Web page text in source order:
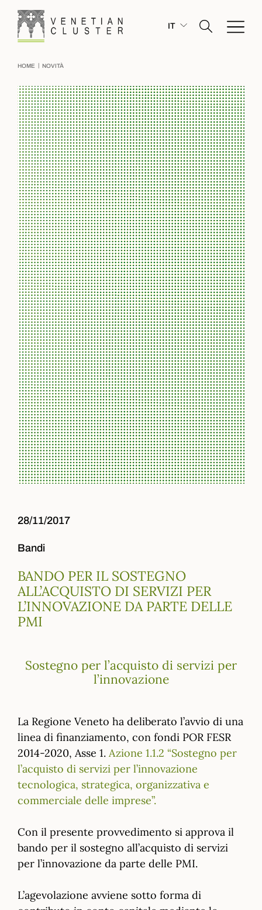
IT
HOME | NOVITÀ
28/11/2017
Bandi
BANDO PER IL SOSTEGNO
ALL’ACQUISTO DI SERVIZI PER
L’INNOVAZIONE DA PARTE DELLE
PMI
Sostegno per l’acquisto di servizi per
l’innovazione
La Regione Veneto ha deliberato l’avvio di una
linea di finanziamento, con fondi POR FESR
2014-2020, Asse 1. Azione 1.1.2 “Sostegno per
l’acquisto di servizi per l’innovazione
tecnologica, strategica, organizzativa e
commerciale delle imprese”.
Con il presente provvedimento si approva il
bando per il sostegno all’acquisto di servizi
per l’innovazione da parte delle PMI.
L’agevolazione avviene sotto forma di